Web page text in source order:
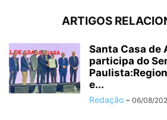
ARTIGOS
Santa Casa de
participa do
e...
Redação - 06/08/